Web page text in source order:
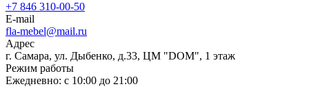
+7 846 310-00-50
E-mail
fla-mebel@mail.ru
Адрес
г. Самара, ул. Дыбенко, д.33, ЦМ "DOM", 1 этаж
Режим работы
Ежедневно: с 10:00 до 21:00